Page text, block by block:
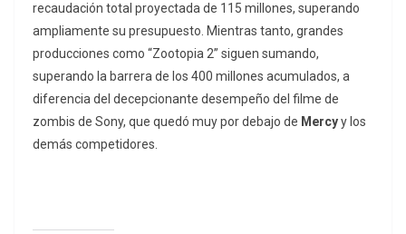
recaudación total proyectada de 115 millones, superando
ampliamente su presupuesto. Mientras tanto, grandes
producciones como “Zootopia 2” siguen sumando,
superando la barrera de los 400 millones acumulados, a
diferencia del decepcionante desempeño del filme de
zombis de Sony, que quedó muy por debajo de Mercyy los
demás competidores.